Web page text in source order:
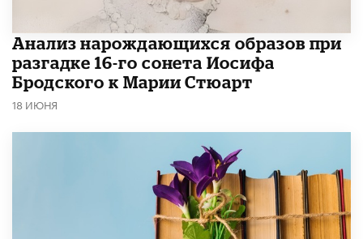
Анализ нарождающихся образов при
разгадке 16-го сонета Иосифа
Бродского к Марии Стюарт
18 ИЮНЯ